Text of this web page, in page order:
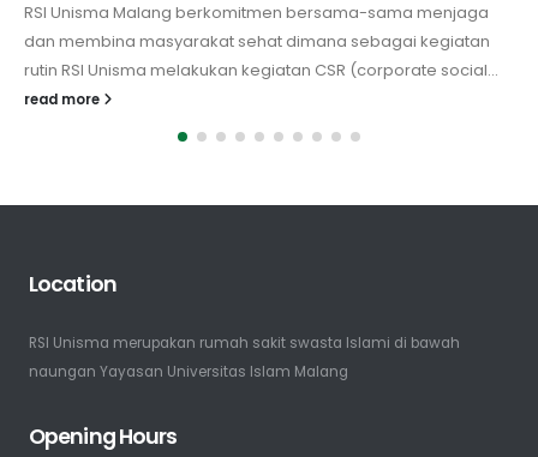
RSI Unisma Malang berkomitmen bersama-sama menjaga
dan membina masyarakat sehat dimana sebagai kegiatan
rutin RSI Unisma melakukan kegiatan CSR (corporate social...
read more
Location
RSI Unisma merupakan rumah sakit swasta Islami di bawah
naungan Yayasan Universitas Islam Malang
Opening Hours